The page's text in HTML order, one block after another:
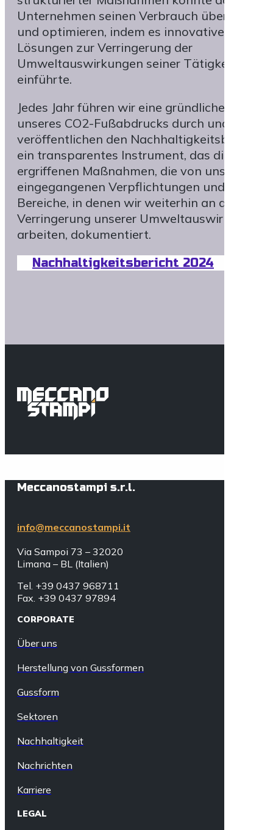
Unternehmen seinen Verbrauch überwachen
und optimieren, indem es innovative
Lösungen zur Verringerung der
Umweltauswirkungen seiner Tätigkeit
einführte.
Jedes Jahr führen wir eine gründliche
unseres CO2-Fußabdrucks durch und
veröffentlichen den Nachhaltigkeitsbericht,
ein transparentes Instrument, das die von
ergriffenen Maßnahmen, die von uns
eingegangenen Verpflichtungen und die
Bereiche, in denen wir weiterhin an der
Verringerung unserer Umweltauswirkungen
arbeiten, dokumentiert.
Nachhaltigkeitsbericht 2024
Meccanostampi s.r.l.
info@meccanostampi.it
Via Sampoi 73 – 32020
Limana – BL (Italien)
Tel. +39 0437 968711
Fax. +39 0437 97894
CORPORATE
Über uns
Herstellung von Gussformen
Gussform
Sektoren
Nachhaltigkeit
Nachrichten
Karriere
LEGAL